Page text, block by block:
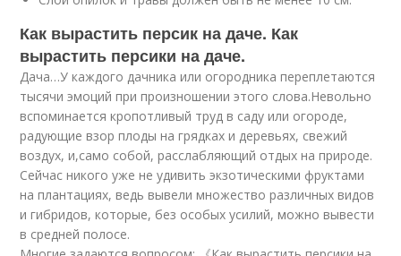
Как вырастить персик на даче. Как
вырастить персики на даче.
Дача…У каждого дачника или огородника переплетаются
тысячи эмоций при произношении этого слова.Невольно
вспоминается кропотливый труд в саду или огороде,
радующие взор плоды на грядках и деревьях, свежий
воздух, и,само собой, расслабляющий отдых на природе.
Сейчас никого уже не удивить экзотическими фруктами
на плантациях, ведь вывели множество различных видов
и гибридов, которые, без особых усилий, можно вывести
в средней полосе.